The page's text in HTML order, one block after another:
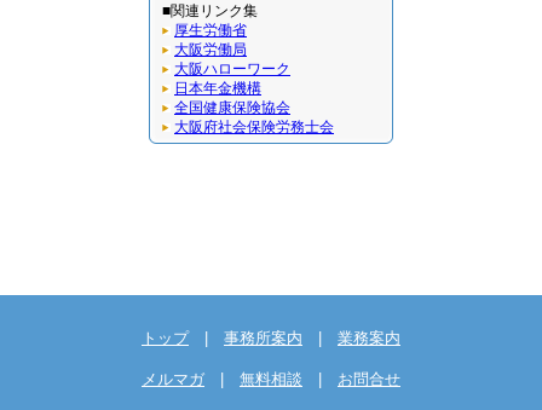
■関連リンク集
厚生労働省
大阪労働局
大阪ハローワーク
日本年金機構
全国健康保険協会
大阪府社会保険労務士会
トップ| 事務所案内 業務案内
メルマガ 無料相談 お問合せ